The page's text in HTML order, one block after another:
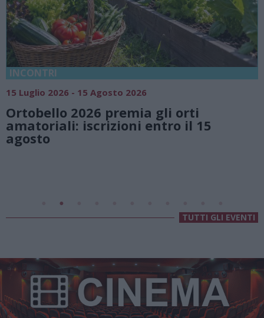
15
18 Luglio 2026 - 15 Agosto 2026
Vivi l’estate a Villa
natura e atmosfere senza
Lago di Lugano
TUTTI GLI EVENTI